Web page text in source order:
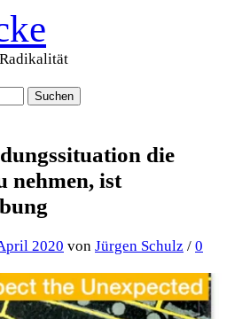
die
nehmen, ist
2020 von Jürgen Schulz / 0